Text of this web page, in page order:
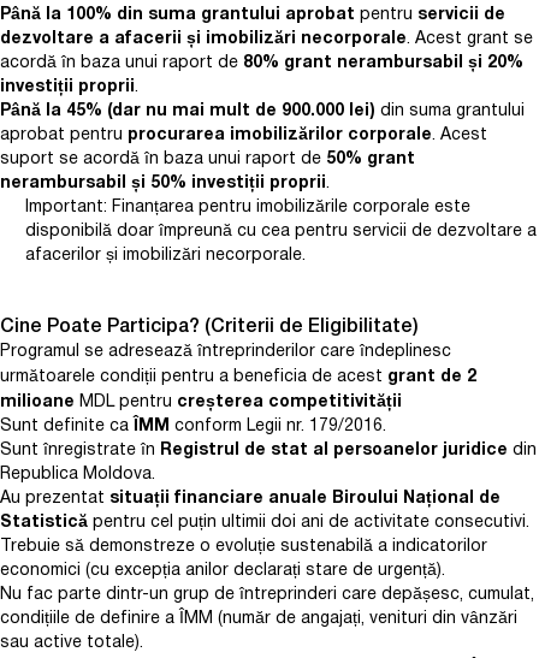
Până la 100% din suma grantului aprobat pentru servicii de
dezvoltare a afacerii și imobilizări necorporale. Acest grant se
acordă în baza unui raport de 80% grant nerambursabil și 20%
investiții proprii.
Până la 45% (dar nu mai mult de 900.000 lei) din suma grantului
aprobat pentru procurarea imobilizărilor corporale. Acest
suport se acordă în baza unui raport de 50% grant
nerambursabil și 50% investiții proprii.
Important: Finanțarea pentru imobilizările corporale este
disponibilă doar împreună cu cea pentru servicii de dezvoltare a
afacerilor și imobilizări necorporale.
Cine Poate Participa? (Criterii de Eligibilitate)
Programul se adresează întreprinderilor care îndeplinesc
următoarele condiții pentru a beneficia de acest grant de 2
milioane MDL pentru creșterea competitivității
Sunt definite ca
ÎMM conform Legii nr. 179/2016.
Sunt înregistrate în
Registrul de stat al persoanelor juridice din
Republica Moldova.
Au prezentat situații financiare anuale Biroului Național de
Statistică pentru cel puțin ultimii doi ani de activitate consecutivi.
Trebuie să demonstreze o evoluție sustenabilă a indicatorilor
economici (cu excepția anilor declarați stare de urgență).
Nu fac parte dintr-un grup de întreprinderi care depășesc, cumulat,
condițiile de definire a ÎMM (număr de angajați, venituri din vânzări
sau active totale).